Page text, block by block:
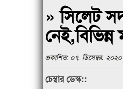
কানাইঘাটে আলোচনা সভা ও সম্মাননা প্রদান
» সিলেট
প্রকাশিত: ০৭. ডিসেম্বর.
চেম্বার ডেস্ক::